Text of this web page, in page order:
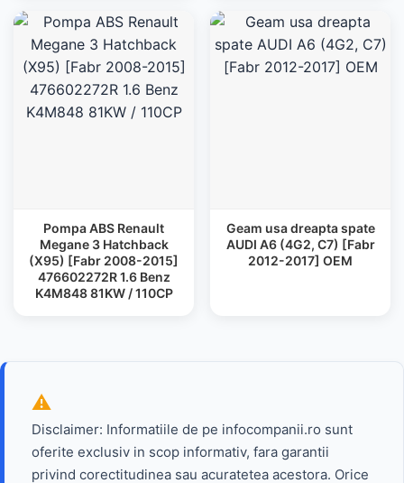
Pompa ABS Renault
Megane 3 Hatchback
(X95) [Fabr 2008-2015]
476602272R 1.6 Benz
K4M848 81KW / 110CP
Geam usa dreapta spate
AUDI A6 (4G2, C7) [Fabr
2012-2017] OEM
Disclaimer: Informatiile de pe infocompanii.ro sunt
oferite exclusiv in scop informativ, fara garantii
privind corectitudinea sau acuratetea acestora. Orice